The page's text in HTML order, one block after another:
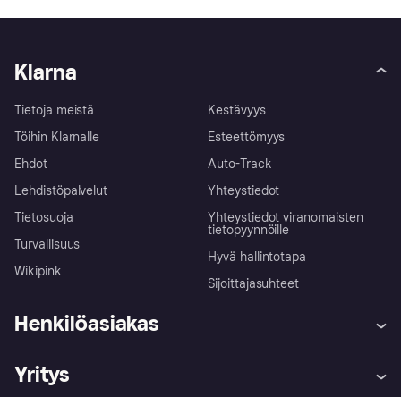
Klarna
Tietoja meistä
Töihin Klarnalle
Ehdot
Lehdistöpalvelut
Tietosuoja
Turvallisuus
Wikipink
Kestävyys
Esteettömyys
Auto-Track
Yhteystiedot
Yhteystiedot viranomaisten
tietopyynnöille
Hyvä hallintotapa
Sijoittajasuhteet
Henkilöasiakas
Ohje
Kirjaudu sisään
Yritys